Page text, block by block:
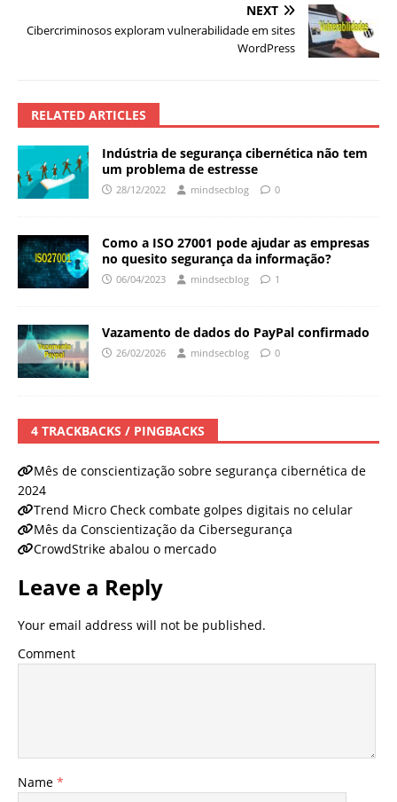
NEXT
Cibercriminosos exploram vulnerabilidade em sites
WordPress
RELATED ARTICLES
Indústria de segurança cibernética não tem
um problema de estresse
28/12/2022 mindsecblog 0
Como a ISO 27001 pode ajudar as empresas
no quesito segurança da informação?
06/04/2023 mindsecblog 1
Vazamento de dados do PayPal confirmado
26/02/2026 mindsecblog 0
4 TRACKBACKS / PINGBACKS
Mês de conscientização sobre segurança cibernética de
2024
Trend Micro Check combate golpes digitais no celular
Mês da Conscientização da Cibersegurança
CrowdStrike abalou o mercado
Leave a Reply
Your email address will not be published.
Comment
Name *